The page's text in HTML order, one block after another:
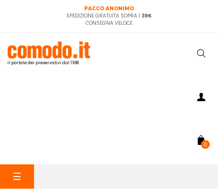
PACCO ANONIMO
SPEDIZIONE GRATUITA SOPRA I 39€
CONSEGNA VELOCE
il portale dei preservativi dal 1998
0
navigazione
☰